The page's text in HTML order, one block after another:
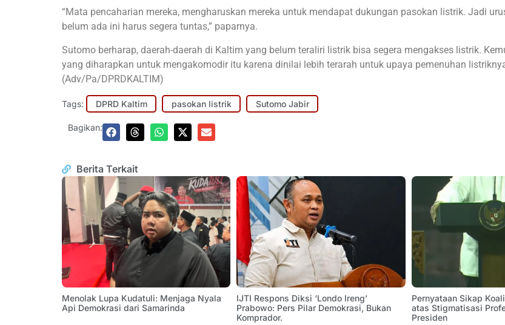
“Mata pencaharian mereka, mengharuskan mereka untuk mendapat dukungan pasokan listrik. Jadi
belum ada ini harus segera tuntas,” paparnya.
Sutomo berharap, daerah-daerah di Kaltim yang belum teraliri listrik bisa segera mengakses listrik.
yang diharapkan untuk mengakomodir itu karena dinilai lebih terarah untuk upaya pemenuhan
(Adv/Pa/DPRDKALTIM)
Tags: DPRD Kaltim pasokan listrik Sutomo Jabir
Bagikan:
Berita Terkait
Menolak Lupa Kudatuli: Menjaga Nyala
Api Demokrasi dari Samarinda
IJTI Respons Diksi ‘Londo Ireng’
Prabowo: Pers Pilar Demokrasi, Bukan
Komprador.
Pernyataan Sikap
atas Stigmatisasi
Presiden